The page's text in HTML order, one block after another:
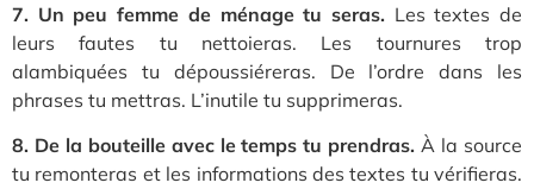
7. Un peu femme de ménage tu seras. Les textes de
leurs fautes tu nettoieras. Les tournures trop
alambiquées tu dépoussiéreras. De l’ordre dans les
phrases tu mettras. L’inutile tu supprimeras.
8. De la bouteille avec le temps tu prendras. À la source
tu remonteras et les informations des textes tu vérifieras.